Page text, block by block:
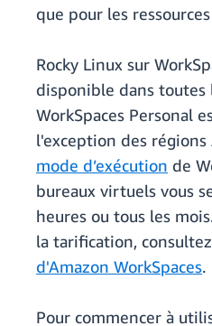
que pour les
Rocky Linux sur
disponible dans toutes
WorkSpaces Personal
l'exception des régions
mode d’exécution de
bureaux virtuels vous
heures ou tous les
la tarification,
d'Amazon WorkSpaces.
Pour commencer à